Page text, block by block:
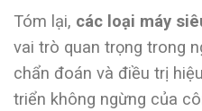
Tóm lại, các loại máy
vai trò quan trọng trong
chẩn đoán và điều trị
triển không ngừng của